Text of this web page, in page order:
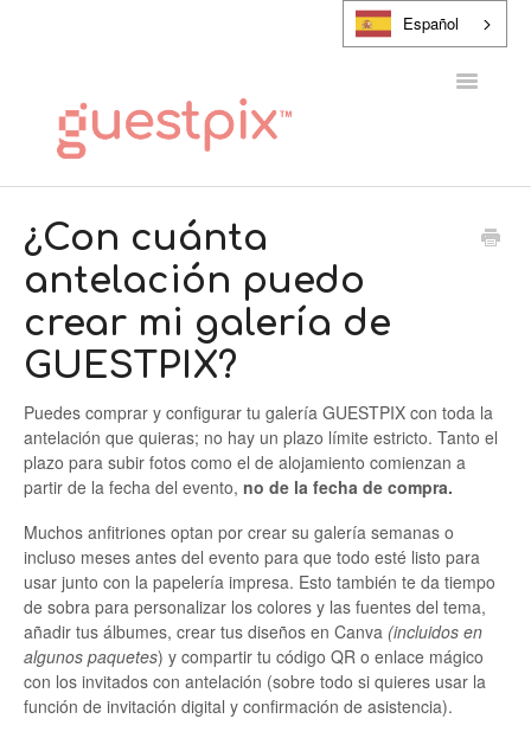
Español
Alternar
PONTE EN CONTACTO CON
¿Con cuánta
antelación puedo
crear mi galería de
GUESTPIX?
Puedes comprar y configurar tu galería GUESTPIX con toda la
antelación que quieras; no hay un plazo límite estricto. Tanto el
plazo para subir fotos como el de alojamiento comienzan a
partir de la fecha del evento, no de la fecha de compra.
Muchos anfitriones optan por crear su galería semanas o
incluso meses antes del evento para que todo esté listo para
usar junto con la papelería impresa. Esto también te da tiempo
de sobra para personalizar los colores y las fuentes del tema,
añadir tus álbumes, crear tus diseños en Canva (incluidos en
algunos paquetes) y compartir tu código QR o enlace mágico
con los invitados con antelación (sobre todo si quieres usar la
función de invitación digital y confirmación de asistencia).